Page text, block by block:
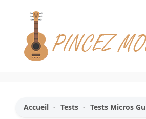
contenu
Accueil - Tests - Tests Micros